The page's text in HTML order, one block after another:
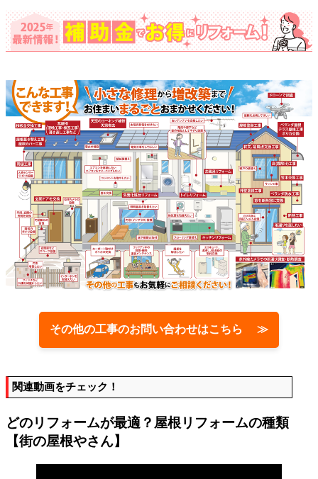
その他の工事のお問い合わせはこちら ≫
関連動画をチェック！
どのリフォームが最適？屋根リフォームの種類
【街の屋根やさん】